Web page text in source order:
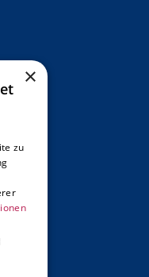
×
zu